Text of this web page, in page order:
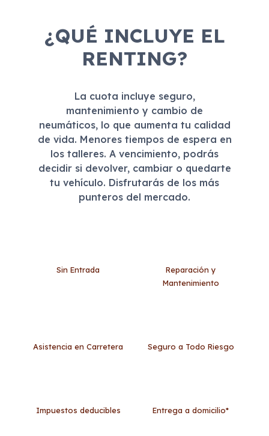
¿QUÉ INCLUYE EL
RENTING?
La cuota incluye seguro,
mantenimiento y cambio de
neumáticos, lo que aumenta tu calidad
de vida. Menores tiempos de espera en
los talleres. A vencimiento, podrás
decidir si devolver, cambiar o quedarte
tu vehículo. Disfrutarás de los más
punteros del mercado.
Sin Entrada
Reparación y
Mantenimiento
Asistencia en Carretera Seguro a Todo Riesgo
Impuestos deducibles Entrega a domicilio*